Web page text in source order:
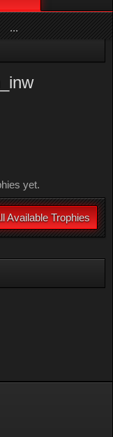
คลิกที่นี่
yet.
Available Trophies
...